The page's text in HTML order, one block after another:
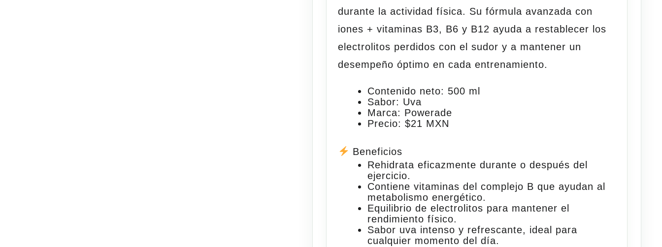
durante la actividad física. Su fórmula avanzada con
iones + vitaminas B3, B6 y B12 ayuda a restablecer los
electrolitos perdidos con el sudor y a mantener un
desempeño óptimo en cada entrenamiento.
Contenido neto: 500 ml
Sabor: Uva
Marca: Powerade
Precio: $21 MXN
Beneficios
Rehidrata eficazmente durante o después del
ejercicio.
Contienevitaminas delcomplejo B que ayudan al
metabolismo energético.
Equilibrio de electrolitos para mantener el
rendimiento físico.
Sabor uva intenso y refrescante, ideal para
cualquier momento del día.